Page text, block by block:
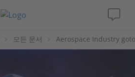
모든 문서 Aerospace Industry goto